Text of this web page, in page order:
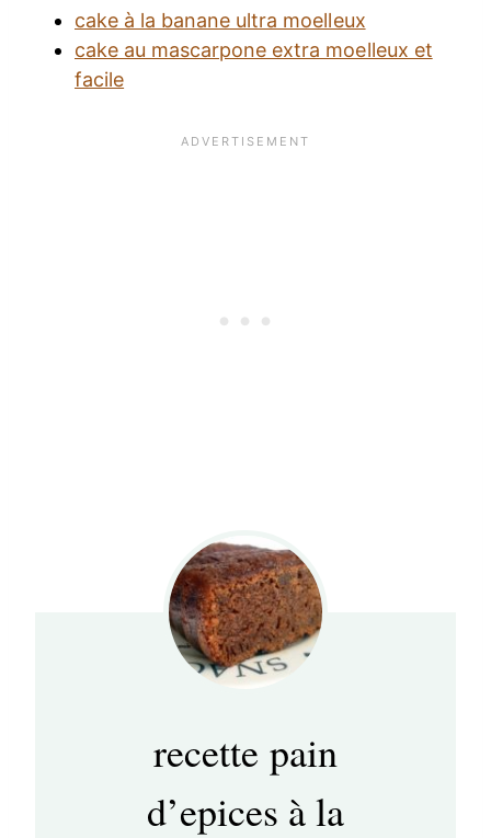
cake à la banane ultra moelleux
cake au mascarpone extra moelleux et
facile
recette pain
d’epices à la